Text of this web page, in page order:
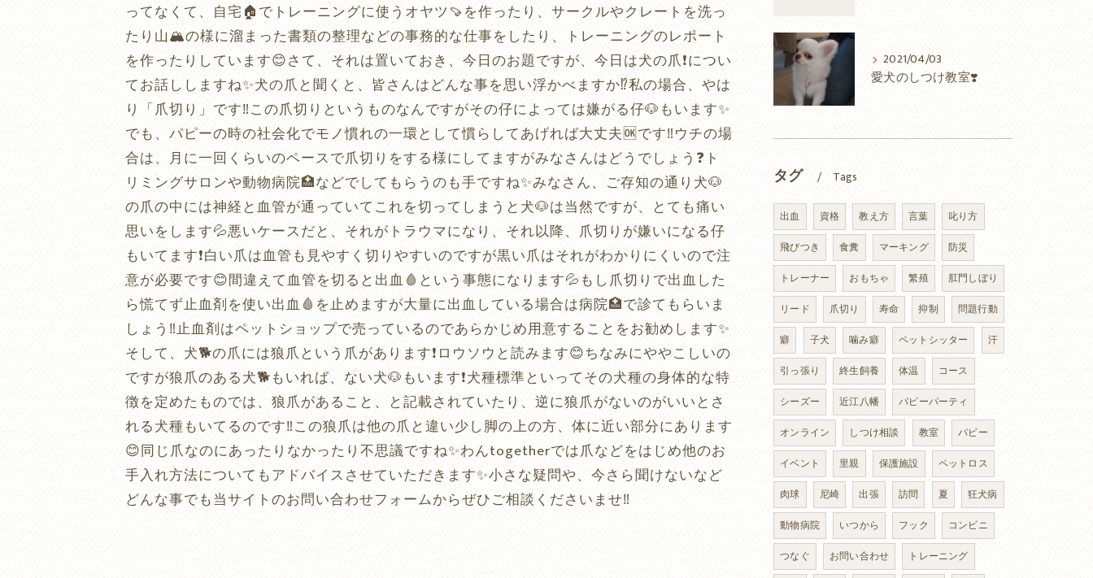
ってなくて、自宅🏠でトレーニングに使うオヤツ🍠を作ったり、サークルやクレートを洗っ
たり山🏔の様に溜まった書類の整理などの事務的な仕事をしたり、トレーニングのレポート
を作ったりしています😊さて、それは置いておき、今日のお題ですが、今日は犬の爪❗️につい
てお話ししますね✨犬の爪と聞くと、皆さんはどんな事を思い浮かべますか⁉️私の場合、やは
り「爪切り」です‼️この爪切りというものなんですがその仔によっては嫌がる仔🐶もいます✨
でも、パピーの時の社会化でモノ慣れの一環として慣らしてあげれば大丈夫🆗です‼️ウチの場
合は、月に一回くらいのペースで爪切りをする様にしてますがみなさんはどうでしょう❓ト
リミングサロンや動物病院🏥などでしてもらうのも手ですね✨みなさん、ご存知の通り犬🐶
の爪の中には神経と血管が通っていてこれを切ってしまうと犬🐶は当然ですが、とても痛い
思いをします💦悪いケースだと、それがトラウマになり、それ以降、爪切りが嫌いになる仔
もいてます❗️白い爪は血管も見やすく切りやすいのですが黒い爪はそれがわかりにくいので注
意が必要です😊間違えて血管を切ると出血🩸という事態になります💦もし爪切りで出血した
ら慌てず止血剤を使い出血🩸を止めますが大量に出血している場合は病院🏥で診てもらいま
しょう‼️止血剤はペットショップで売っているのであらかじめ用意することをお勧めします✨
そして、犬🐕の爪には狼爪という爪があります❗️ロウソウと読みます😊ちなみにややこしいの
ですが狼爪のある犬🐕もいれば、ない犬🐶もいます❗️犬種標準といってその犬種の身体的な特
徴を定めたものでは、狼爪があること、と記載されていたり、逆に狼爪がないのがいいとさ
れる犬種もいてるのです‼️この狼爪は他の爪と違い少し脚の上の方、体に近い部分にあります
😊同じ爪なのにあったりなかったり不思議ですね✨わんtogetherでは爪などをはじめ他のお
手入れ方法についてもアドバイスさせていただきます✨小さな疑問や、今さら聞けないなど
どんな事でも当サイトのお問い合わせフォームからぜひご相談くださいませ‼️
2021/04/03
愛犬のしつけ教室❣️
タグ Tags
出血 資格 教え方 言葉
叱り方
飛びつき
食糞 マーキング
防災
トレーナー
おもちゃ 繁殖
肛門しぼり
リード
爪切り 寿命 抑制
問題行動
癖
子犬 噛み癖 ペットシッター
汗
引っ張り
終生飼養 体温
コース
シーズー
近江八幡
パピーパーティ
オンライン
しつけ相談 教室
パピー
イベント
里親 保護施設
ペットロス
肉球
尼崎 出張 訪問 夏
狂犬病
動物病院
いつから フック
コンビニ
つなぐ
お問い合わせ
トレーニング